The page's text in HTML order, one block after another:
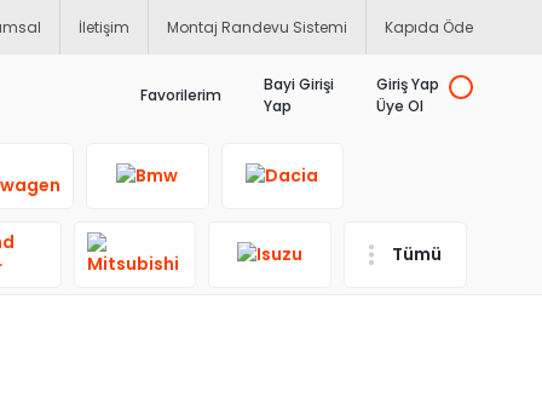
İletişim Montaj Randevu Sistemi Kapıda Öde
Favorilerim
Bayi Girişi
Yap
Giriş Yap
Üye Ol
Tümü